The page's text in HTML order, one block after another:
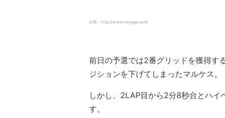
出典：http://www.motogp.com/
前日の予選では2番グリッドを獲得す
ジションを下げてしまったマルケス。
しかし、2LAP目から2分8秒台とハイ
す。